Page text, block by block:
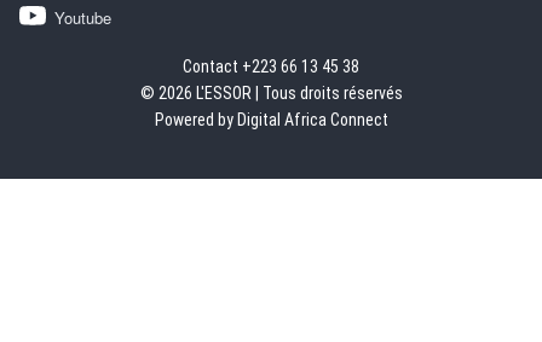
Youtube
Contact +223 66 13 45 38
© 2026 L'ESSOR | Tous droits réservés
Powered by Digital Africa Connect